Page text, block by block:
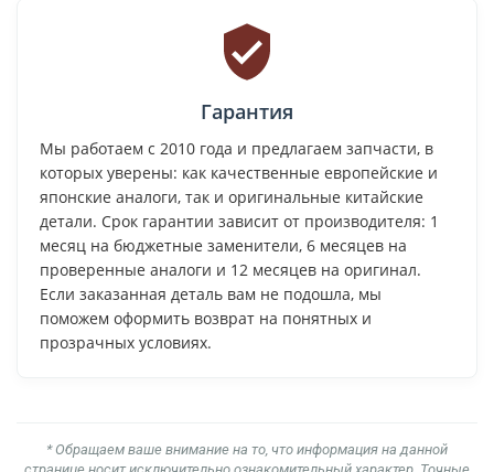
Гарантия
Мы работаем с 2010 года и предлагаем запчасти, в
которых уверены: как качественные европейские и
японские аналоги, так и оригинальные китайские
детали. Срок гарантии зависит от производителя: 1
месяц на бюджетные заменители, 6 месяцев на
проверенные аналоги и 12 месяцев на оригинал.
Если заказанная деталь вам не подошла, мы
поможем оформить возврат на понятных и
прозрачных условиях.
* Обращаем ваше внимание на то, что информация на данной